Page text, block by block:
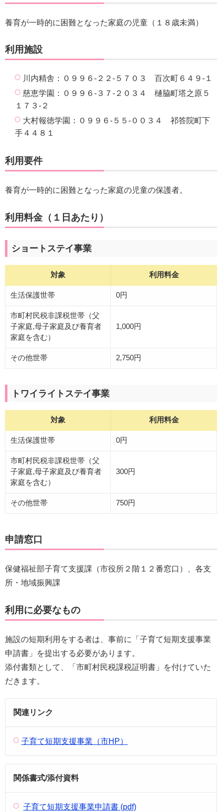
養育が一時的に困難となった家庭の児童（１８歳未満）
利用施設
川内精舎：０９９６-２２-５７０３ 百次町６４９-１
慈恵学園：０９９６-３７-２０３４ 樋脇町塔之原５
１７３-２
大村報徳学園：０９９６-５５-００３４ 祁答院町下
手４４８１
利用要件
養育が一時的に困難となった家庭の児童の保護者。
利用料金（１日あたり）
ショートステイ事業
対象 利用料金
生活保護世帯 0円
市町村民税非課税世帯（父
子家庭,母子家庭及び養育者
家庭を含む）
1,000円
その他世帯 2,750円
トワイライトステイ事業
対象 利用料金
生活保護世帯 0円
市町村民税非課税世帯（父
子家庭,母子家庭及び養育者
家庭を含む）
300円
その他世帯 750円
申請窓口
保健福祉部子育て支援課（市役所２階１２番窓口）、各支
所・地域振興課
利用に必要なもの
施設の短期利用をする者は、事前に「子育て短期支援事業
申請書」を提出する必要があります。
添付書類として、「市町村民税課税証明書」を付けていた
だきます。
関連リンク
子育て短期支援事業（市HP）
関係書式/添付資料
子育て短期支援事業申請書 (pdf)